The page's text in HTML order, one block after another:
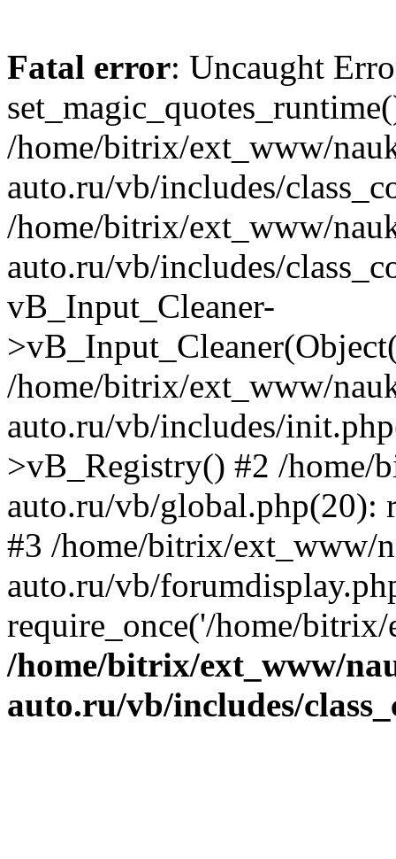
Fatal error: Uncaught
/home/bitrix/ext_www/
auto.ru/vb/includes/
/home/bitrix/ext_www/
auto.ru/vb/includes/
vB_Input_Cleaner-
/home/bitrix/ext_www/
auto.ru/vb/includes/
>vB_Registry() #2 /home/
auto.ru/vb/global.php(20):
#3 /home/bitrix/ext_www/
auto.ru/vb/
require_once('/home/
/home/bitrix/ext_www/
auto.ru/vb/includes/